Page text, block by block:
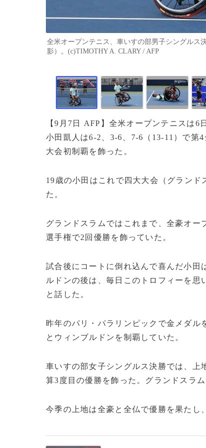
全米オープンテニス、車いすの部男子シングルス
影）。(c)TIMOTHY A. CLARY / AFP
【9月7日 AFP】全米オープンテニスは
小田凱人は6‐2、3‐6、7‐6（13-11）で
大会初制覇を飾った。
19歳の小田はこれで四大大会（グラン
た。
グランドスラムではこれまで、全豪オー
選手権で2回優勝を飾っていた。
試合後にコートに倒れ込んで喜んだ小田
ルドンの後は、毎日このトロフィーを思
と話した。
昨年のパリ・パラリンピックで金メダ
とウィンブルドンを制覇していた。
車いすの部女子シングルス決勝では、上
算3度目の優勝を飾った。グランドスラ
今季の上地は全豪と全仏で優勝を果た